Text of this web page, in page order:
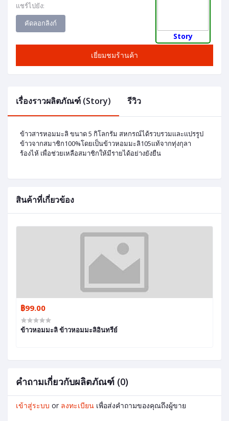
แชร์ไปยัง:
คัดลอกลิงก์
เยี่ยมชมร้านค้า
Story
เรื่องราวผลิตภัณฑ์ (Story) รีวิว
ข้าวสารหอมมะลิ ขนาด 5 กิโลกรัม สหกรณ์ได้รวบรวมเเละเเปรรูป
ข้าวจากสมาชิก100%โดยเป็นข้าวหอมมะลิ105แท้จากทุ่งกุลา
ร้องไห้ เพื่อช่วยเหลือสมาชิกให้มีรายได้อย่างยังยืน
สินค้าที่เกี่ยวข้อง
฿99.00
ข้าวหอมมะลิ ข้าวหอมมะลิอินทรีย์
คำถามเกี่ยวกับผลิตภัณฑ์ (0)
เข้าสู่ระบบ or ลงทะเบียน เพื่อส่งคำถามของคุณถึงผู้ขาย